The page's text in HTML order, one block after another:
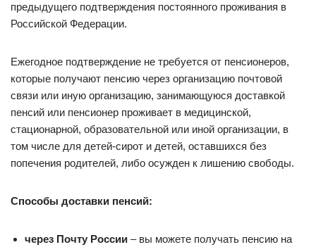
предыдущего подтверждения постоянного проживания в
Российской Федерации.
Ежегодное подтверждение не требуется от пенсионеров,
которые получают пенсию через организацию почтовой
связи или иную организацию, занимающуюся доставкой
пенсий или пенсионер проживает в медицинской,
стационарной, образовательной или иной организации, в
том числе для детей-сирот и детей, оставшихся без
попечения родителей, либо осужден к лишению свободы.
Способы доставки пенсий:
через Почту России – вы можете получать пенсию на